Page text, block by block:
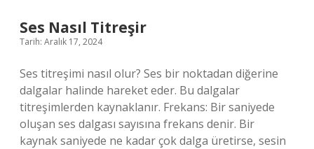
Ses Nasıl Titreşir
Tarih: Aralık 17, 2024
Ses titreşimi nasıl olur? Ses bir noktadan diğerine
dalgalar halinde hareket eder. Bu dalgalar
titreşimlerden kaynaklanır. Frekans: Bir saniyede
oluşan ses dalgası sayısına frekans denir. Bir
kaynak saniyede ne kadar çok dalga üretirse, sesin